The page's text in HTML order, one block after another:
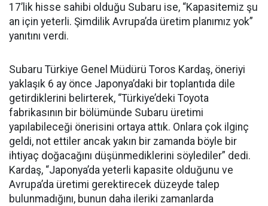
17’lik hisse sahibi olduğu Subaru ise, “Kapasitemiz şu
an için yeterli. Şimdilik Avrupa’da üretim planımız yok”
yanıtını verdi.
Subaru Türkiye Genel Müdürü Toros Kardaş, öneriyi
yaklaşık 6 ay önce Japonya’daki bir toplantıda dile
getirdiklerini belirterek, “Türkiye’deki Toyota
fabrikasının bir bölümünde Subaru üretimi
yapılabileceği önerisini ortaya attık. Onlara çok ilginç
geldi, not ettiler ancak yakın bir zamanda böyle bir
ihtiyaç doğacağını düşünmediklerini söylediler” dedi.
Kardaş, “Japonya’da yeterli kapasite olduğunu ve
Avrupa’da üretimi gerektirecek düzeyde talep
bulunmadığını, bunun daha ileriki zamanlarda